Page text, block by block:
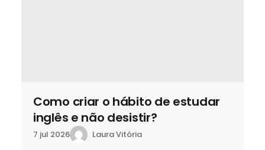
Como criar o hábito de estudar
inglês e não desistir?
7 jul 2026 Laura Vitória